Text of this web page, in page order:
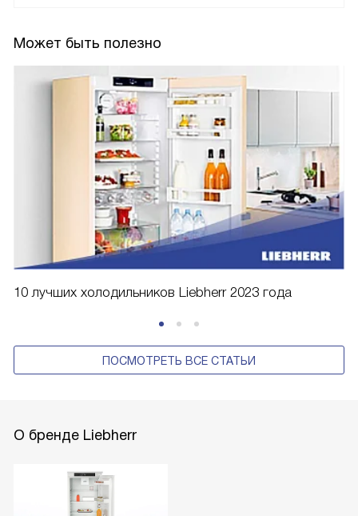
Может быть полезно
10 лучших холодильников Liebherr 2023 года
ПОСМОТРЕТЬ ВСЕ СТАТЬИ
О бренде Liebherr